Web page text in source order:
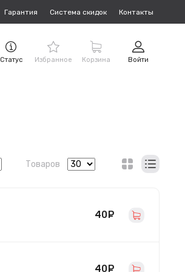
Гарантия Система скидок Контакты
Статус Избранное Корзина Войти
Товаров
40 руб.
40 руб.